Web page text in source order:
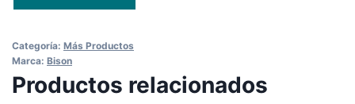
Categoría: Más Productos
Marca: Bison
Productos relacionados